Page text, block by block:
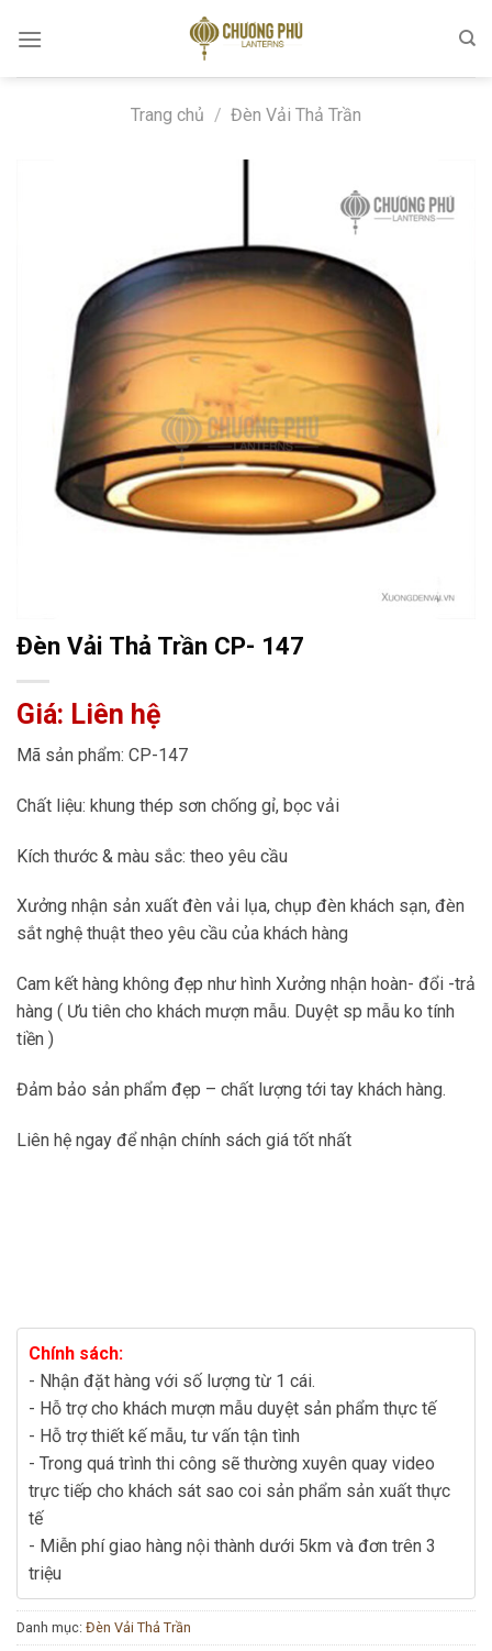
Trang chủ / Đèn Vải Thả Trần
Đèn Vải Thả Trần CP- 147
Giá: Liên hệ
Mã sản phẩm: CP-147
Chất liệu: khung thép sơn chống gỉ, bọc vải
Kích thước & màu sắc: theo yêu cầu
Xưởng nhận sản xuất đèn vải lụa, chụp đèn khách sạn, đèn
sắt nghệ thuật theo yêu cầu của khách hàng
Cam kết hàng không đẹp như hình Xưởng nhận hoàn- đổi -trả
hàng ( Ưu tiên cho khách mượn mẫu. Duyệt sp mẫu ko tính
tiền )
Đảm bảo sản phẩm đẹp – chất lượng tới tay khách hàng.
Liên hệ ngay để nhận chính sách giá tốt nhất
Chính sách:
- Nhận đặt hàng với số lượng từ 1 cái.
- Hỗ trợ cho khách mượn mẫu duyệt sản phẩm thực tế
- Hỗ trợ thiết kế mẫu, tư vấn tận tình
- Trong quá trình thi công sẽ thường xuyên quay video
trực tiếp cho khách sát sao coi sản phẩm sản xuất thực
tế
- Miễn phí giao hàng nội thành dưới 5km và đơn trên 3
triệu
Danh mục: Đèn Vải Thả Trần